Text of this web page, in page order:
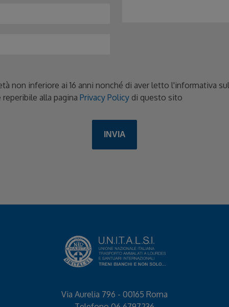
non inferiore ai 16 anni nonché di aver letto l'informativa
alla pagina Privacy Policy di questo sito
Via Aurelia 796 - 00165 Roma